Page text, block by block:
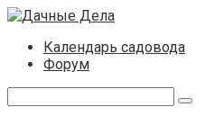
Перейти
контентуКалендарь садовода
Форум